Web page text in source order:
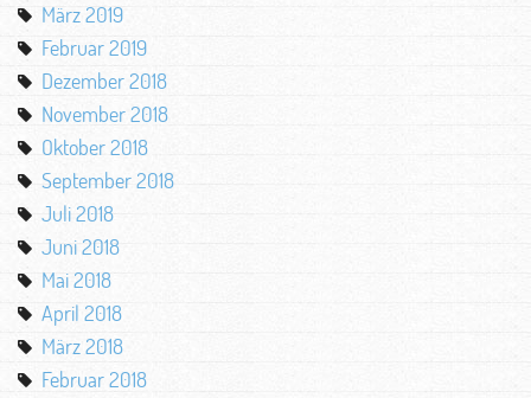
März 2019
Februar 2019
Dezember 2018
November 2018
Oktober 2018
September 2018
Juli 2018
Juni 2018
Mai 2018
April 2018
März 2018
Februar 2018